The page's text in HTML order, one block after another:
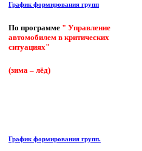
График формирования групп
По программе " Управление
автомобилем в критических
ситуациях"
(зима – лёд)
График формирования групп.